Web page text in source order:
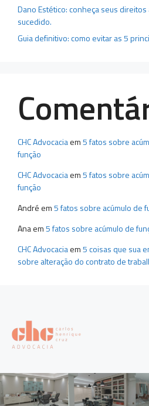
Dano Estético: conheça seus
sucedido.
Guia definitivo: como evitar as 5
CHC Advocaciaem5 fatos sobre
função
CHC Advocaciaem5 fatos sobre
função
André em5 fatos sobre acúmulo de
Anaem5 fatos sobre acúmulo de
CHC Advocaciaem5 coisas que sua
sobre alteração do contrato de